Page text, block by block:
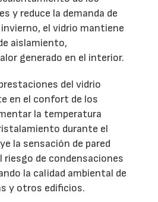
y reduce la demanda de
el vidrio mantiene
aislamiento,
generado en el interior.
del vidrio
en el confort de los
la temperatura
durante el
la sensación de pared
riesgo de condensaciones
la calidad ambiental de
y otros edificios.